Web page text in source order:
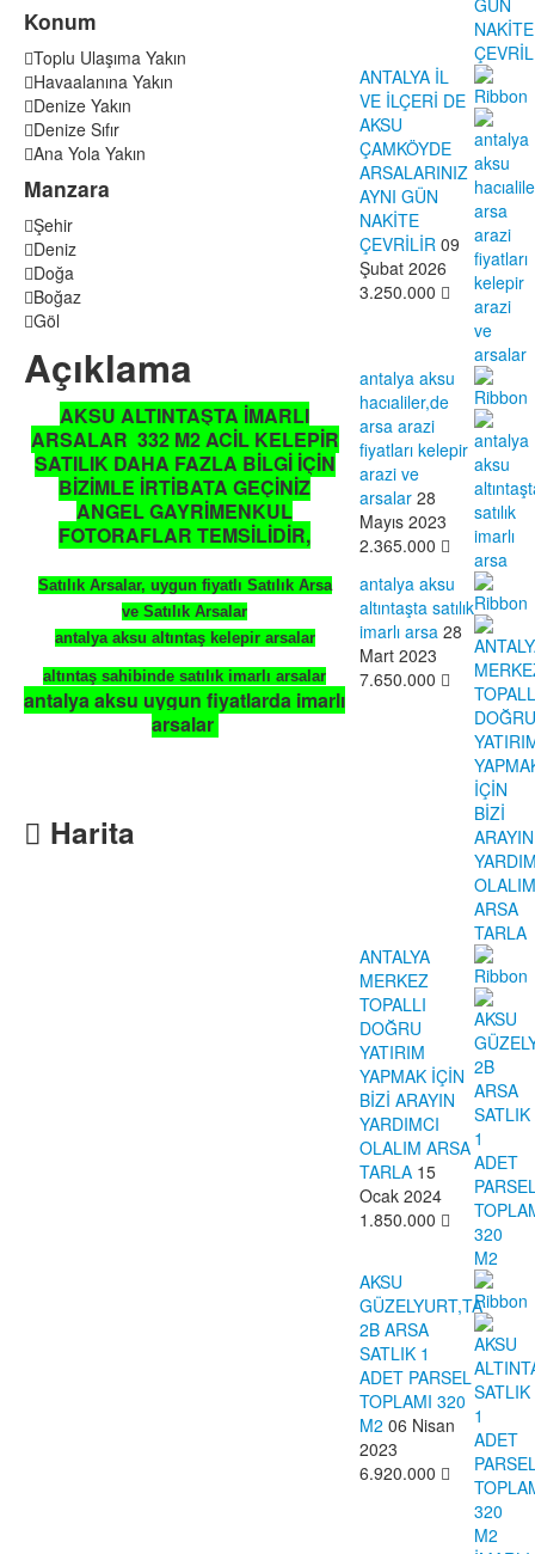
Konum
Toplu Ulaşıma Yakın
Havaalanına Yakın
Denize Yakın
Denize Sıfır
Ana Yola Yakın
Manzara
Şehir
Deniz
Doğa
Boğaz
Göl
Açıklama
AKSU ALTINTAŞTA İMARLI
ARSALAR 332 M2 ACİL KELEPİR
SATILIK DAHA FAZLA BİLGİ İÇİN
BİZİMLE İRTİBATA GEÇİNİZ
ANGEL GAYRİMENKUL
FOTORAFLAR TEMSİLİDİR,
SatılıkArsalar, uygun fiyatlı SatılıkArsa
veSatılık Arsalar
antalya aksu altıntaş kelepir arsalar
altıntaş sahibinde satılık imarlı arsalar
antalya aksu uygun fiyatlarda imarlı
arsalar
Harita
ANTALYA İL
VE İLÇERİ DE
AKSU
ÇAMKÖYDE
ARSALARINIZ
AYNI GÜN
NAKİTE
ÇEVRİLİR 09
Şubat 2026
3.250.000
antalya aksu
hacıaliler,de
arsa arazi
fiyatları kelepir
arazi ve
arsalar 28
Mayıs 2023
2.365.000
antalya aksu
altıntaşta satılık
imarlı arsa 28
Mart 2023
7.650.000
ANTALYA
MERKEZ
TOPALLI
DOĞRU
YATIRIM
YAPMAK İÇİN
BİZİ ARAYIN
YARDIMCI
OLALIM ARSA
TARLA 15
Ocak 2024
1.850.000
AKSU
GÜZELYURT,TA
2B ARSA
SATLIK 1
ADET PARSEL
TOPLAMI 320
M2 06 Nisan
2023
6.920.000